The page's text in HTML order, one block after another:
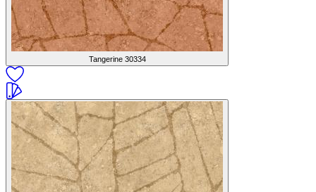
Tangerine 30334